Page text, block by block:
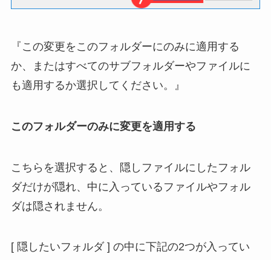
『この変更をこのフォルダーにのみに適用する
か、またはすべてのサブフォルダーやファイルに
も適用するか選択してください。』
このフォルダーのみに変更を適用する
こちらを選択すると、隠しファイルにしたフォル
ダだけが隠れ、中に入っているファイルやフォル
ダは隠されません。
[ 隠したいフォルダ ] の中に下記の2つが入ってい